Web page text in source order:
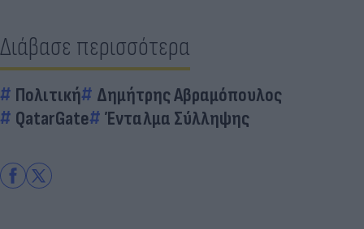
Διάβασε περισσότερα
Πολιτική
Δημήτρης Αβραμόπουλος
QatarGate
Ένταλμα Σύλληψης